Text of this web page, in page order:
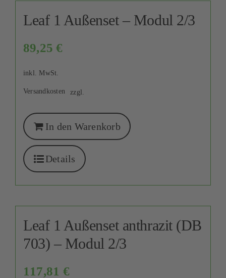
Leaf 1 Außenset – Modul 2/3
89,25€
inkl. MwSt.
zzgl.
Versandkosten
In den Warenkorb
Details
Leaf 1 Außenset anthrazit (DB
703) – Modul 2/3
117,81 €